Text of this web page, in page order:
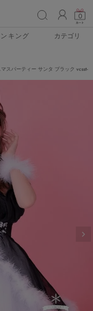
0
キング カテゴリ
スパーティー サンタ ブラック vcsst-